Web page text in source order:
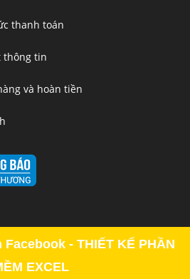
thanh toán
thông tin
và hoàn tiền
Theme by OceanWP
- THIẾT KẾ PHẦN
EXCEL